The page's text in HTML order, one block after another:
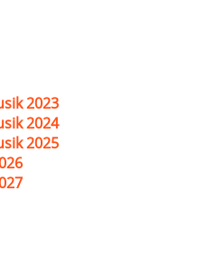
2023
2024
2025